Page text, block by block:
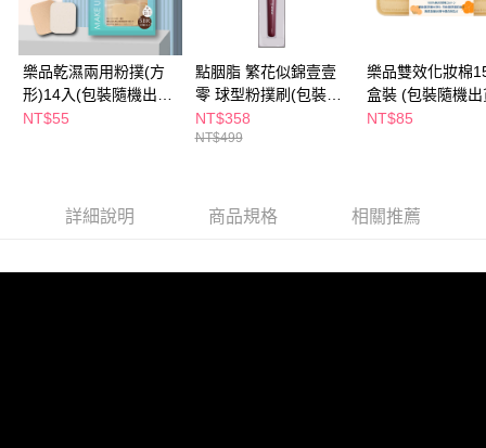
是否繳費成功／繳費後需取消欲退款等相關疑問，請聯繫「AFTEE先享後付
客戶支援中心」https://netprotections.freshdesk.com/support/home
【注意事項】
１．透過由恩沛科技股份有限公司提供之「AFTEE先享後付」服務完成之交
易，需依本服務之必要範圍內提供個人資料，並將交易相關給付款項請求債
權轉讓予恩沛科技股份有限公司。
２．關於個人資料處理事宜，請瀏覽以下網址：
「AFTEE先享後付」，若未經同意申辦者引起之損失，本公司不負相關責
每筆NT$65，滿NT$490(含以上)免運費
7-11取貨付款
每筆NT$65，滿NT$490(含以上)免運費
付款後7-11取貨
每筆NT$100，滿NT$790(含以上)免運費
樂品乾濕兩用粉撲(方
形)14入(包裝隨機出
貨)
NT$55
點胭脂 繁花似錦壹壹
零 球型粉撲刷(包裝隨
機出貨)
NT$358
NT$499
樂品雙效化妝棉
盒裝 (包裝隨機出
NT$85
詳細說明 商品規格 相關推薦